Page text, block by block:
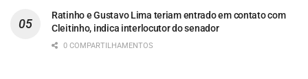
Ratinho e Gustavo Lima teriam entrado em contato com
Cleitinho, indica interlocutor do senador
0 COMPARTILHAMENTOS